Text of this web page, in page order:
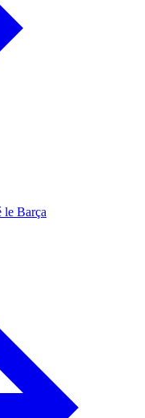
le Barça